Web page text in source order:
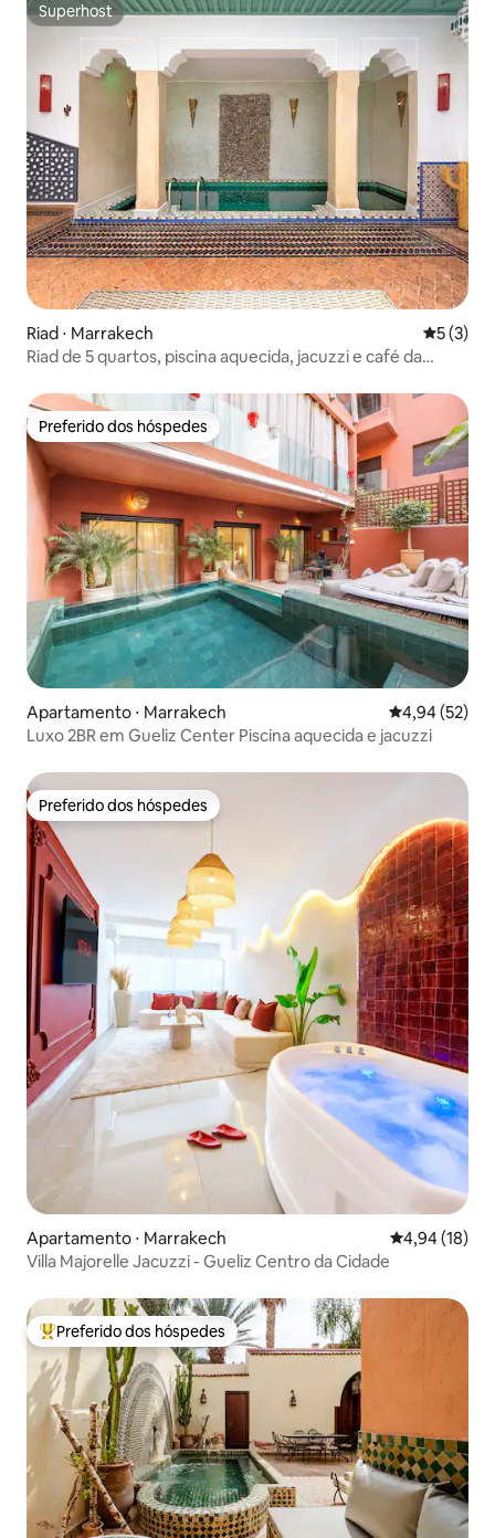
Superhost
Superhost
Riad ⋅ Marrakech 5 de
5 (3)
Riad de 5 quartos, piscina aquecida, jacuzzi e café da
Preferido dos hóspedes
Preferido dos hóspedes
Apartamento ⋅ Marrakech 4,94 de uma
4,94 (52)
Luxo 2BR em Gueliz Center Piscina aquecida e jacuzzi
Preferido dos hóspedes
Preferido dos hóspedes
Apartamento ⋅ Marrakech 4,94 de uma
4,94 (18)
Villa Majorelle Jacuzzi - Gueliz Centro da Cidade
Entre os melhores preferidos dos hóspedes
Preferido dos hóspedes